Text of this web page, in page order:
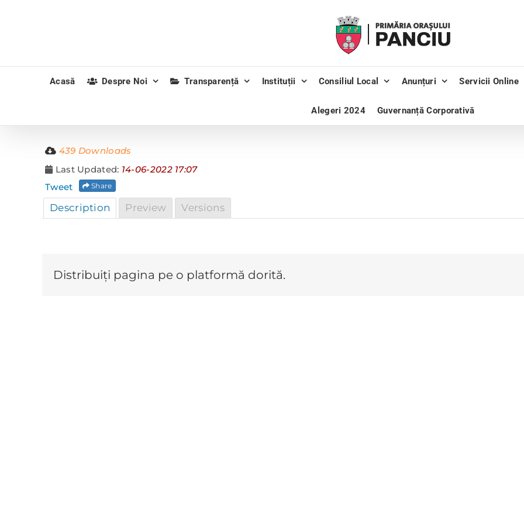
Acasă Despre Noi Transparență Instituții Consiliul Local Anunțuri Servicii Online
Alegeri 2024 Guvernanță Corporativă
439 Downloads
Last Updated: 14-06-2022 17:07
Share
Tweet
Description Preview Versions
Distribuiți pagina pe o platformă dorită.